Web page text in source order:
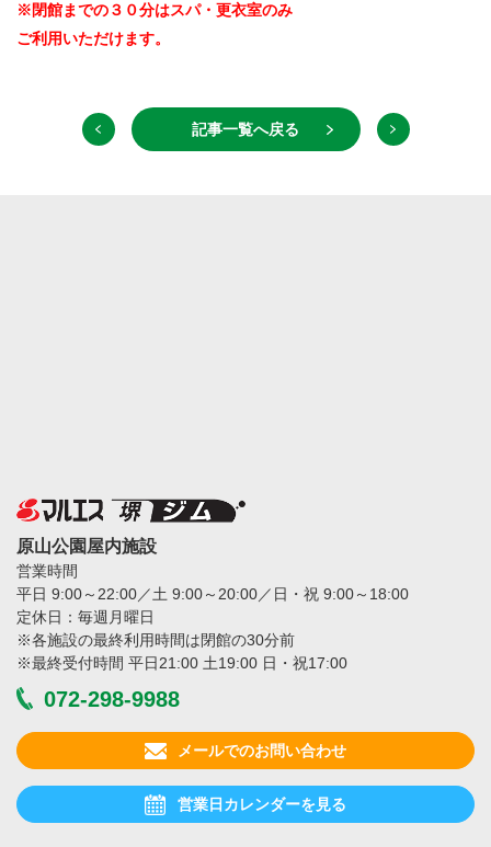
※閉館までの３０分はスパ・更衣室のみ
ご利用いただけます。
記事一覧へ戻る
原山公園屋内施設
営業時間
平⽇ 9:00～22:00／⼟ 9:00～20:00／⽇・祝 9:00～18:00
定休日：毎週月曜日
※各施設の最終利⽤時間は閉館の30分前
※最終受付時間 平⽇21:00 ⼟19:00 ⽇・祝17:00
072-298-9988
メールでのお問い合わせ
営業日カレンダーを見る